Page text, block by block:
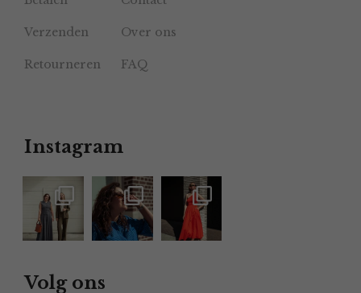
Verzenden Over ons
Retourneren FAQ
Instagram
Volg ons